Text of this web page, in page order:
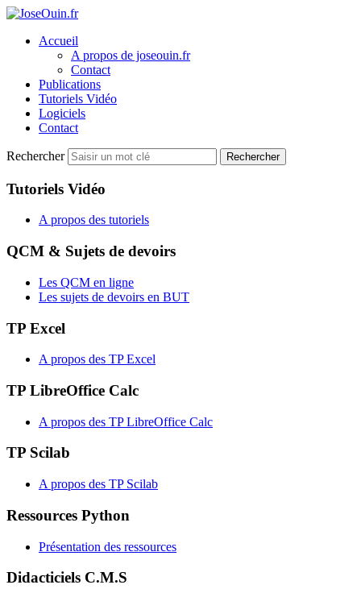
Accueil
A propos de joseouin.fr
Contact
Publications
Tutoriels Vidéo
Logiciels
Contact
Rechercher Rechercher
Tutoriels Vidéo
A propos des tutoriels
QCM & Sujets de devoirs
Les QCM en ligne
Les sujets de devoirs en BUT
TP Excel
A propos des TP Excel
TP LibreOffice Calc
A propos des TP LibreOffice Calc
TP Scilab
A propos des TP Scilab
Ressources Python
Présentation des ressources
Didacticiels C.M.S